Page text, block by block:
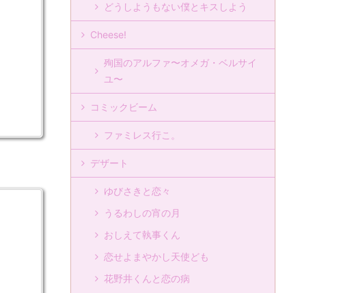
どうしようもない僕とキスしよう
Cheese!
殉国のアルファ〜オメガ・ベルサイ
ユ〜
コミックビーム
ファミレス行こ。
デザート
ゆびさきと恋々
うるわしの宵の月
おしえて執事くん
恋せよまやかし天使ども
花野井くんと恋の病